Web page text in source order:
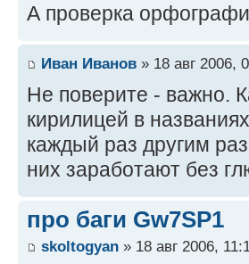
А проверка
Иван Иванов » 18 авг 2006,
Не поверите - важно.
кирилицей в
каждый раз другим
них заработают без
про баги Gw7SP1
skoltogyan » 18 авг 2006,